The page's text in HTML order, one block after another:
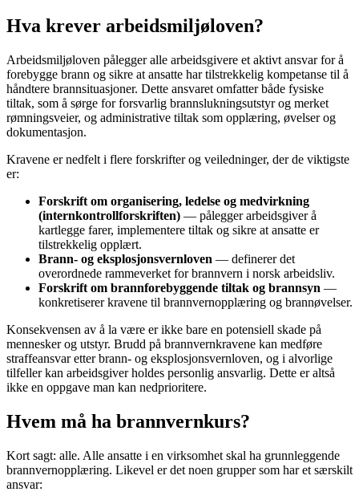
Hva krever arbeidsmiljøloven?
Arbeidsmiljøloven pålegger alle arbeidsgivere et aktivt ansvar for å
forebygge brann og sikre at ansatte har tilstrekkelig kompetanse til å
håndtere brannsituasjoner. Dette ansvaret omfatter både fysiske
tiltak, som å sørge for forsvarlig brannslukningsutstyr og merket
rømningsveier, og administrative tiltak som opplæring, øvelser og
dokumentasjon.
Kravene er nedfelt i flere forskrifter og veiledninger, der de viktigste
er:
Forskrift om organisering, ledelse og medvirkning
(internkontrollforskriften) — pålegger arbeidsgiver å
kartlegge farer, implementere tiltak og sikre at ansatte er
tilstrekkelig opplært.
Brann- og eksplosjonsvernloven — definerer det
overordnede rammeverket for brannvern i norsk arbeidsliv.
Forskrift om brannforebyggende tiltak og brannsyn —
konkretiserer kravene til brannvernopplæring og brannøvelser.
Konsekvensen av å la være er ikke bare en potensiell skade på
mennesker og utstyr. Brudd på brannvernkravene kan medføre
straffeansvar etter brann- og eksplosjonsvernloven, og i alvorlige
tilfeller kan arbeidsgiver holdes personlig ansvarlig. Dette er altså
ikke en oppgave man kan nedprioritere.
Hvem må ha brannvernkurs?
Kort sagt: alle. Alle ansatte i en virksomhet skal ha grunnleggende
brannvernopplæring. Likevel er det noen grupper som har et særskilt
ansvar: